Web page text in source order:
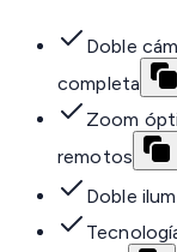
Doble
completa
Zoom
remotos
Doble